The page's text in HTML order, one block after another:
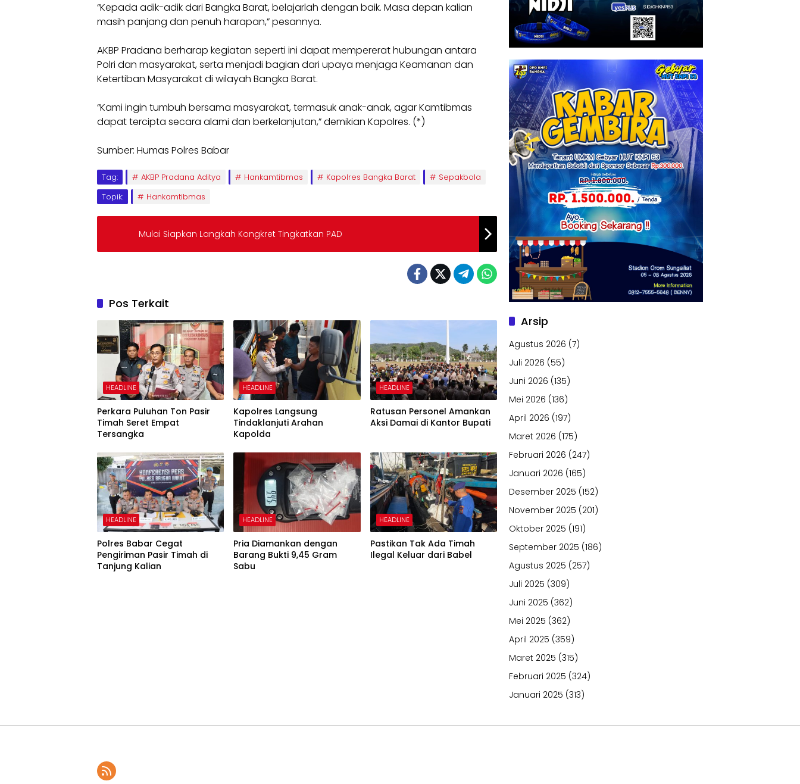
“Kepada adik-adik dari Bangka Barat, belajarlah dengan baik. Masa depan kalian
masih panjang dan penuh harapan,” pesannya.
AKBP Pradana berharap kegiatan seperti ini dapat mempererat hubungan antara
Polri dan masyarakat, serta menjadi bagian dari upaya menjaga Keamanan dan
Ketertiban Masyarakat di wilayah Bangka Barat.
“Kami ingin tumbuh bersama masyarakat, termasuk anak-anak, agar Kamtibmas
dapat tercipta secara alami dan berkelanjutan,” demikian Kapolres. (*)
Sumber: Humas Polres Babar
Tag: AKBP Pradana Aditya Hankamtibmas Kapolres Bangka Barat
Sepakbola
Topik:
Hankamtibmas
Mulai Siapkan Langkah Kongkret Tingkatkan PAD
Pos Terkait
HEADLINE
Perkara Puluhan Ton Pasir
Timah Seret Empat
Tersangka
HEADLINE
Kapolres Langsung
Tindaklanjuti Arahan
Kapolda
HEADLINE
Ratusan Personel Amankan
Aksi Damai di Kantor Bupati
HEADLINE
Polres Babar Cegat
Pengiriman Pasir Timah di
Tanjung Kalian
HEADLINE
Pria Diamankan dengan
Barang Bukti 9,45 Gram
Sabu
HEADLINE
Pastikan Tak Ada Timah
Ilegal Keluar dari Babel
Arsip
Agustus 2026 (7)
Juli 2026 (55)
Juni 2026 (135)
Mei 2026 (136)
April 2026 (197)
Maret 2026 (175)
Februari 2026 (247)
Januari 2026 (165)
Desember 2025 (152)
November 2025 (201)
Oktober 2025 (191)
September 2025 (186)
Agustus 2025 (257)
Juli 2025 (309)
Juni 2025 (362)
Mei 2025 (362)
April 2025 (359)
Maret 2025 (315)
Februari 2025 (324)
Januari 2025 (313)